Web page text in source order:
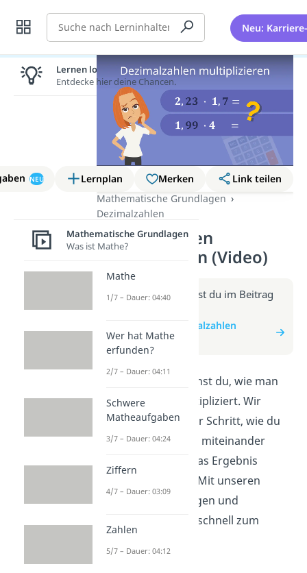
Suche Neu:
NEU Lernplan Merken
Link teilen
Mathematische Grundlagen
Dezimalzahlen
Dezimalzahlen
multiplizieren (Video)
Weitere Infos erhältst du im Beitrag
zum Beitrag: Dezimalzahlen
multiplizieren
In diesem Video lernst du, wie man
Dezimalzahlen multipliziert. Wir
zeigen dir Schritt für Schritt, wie du
zwei Dezimalzahlen miteinander
multiplizierst und das Ergebnis
richtig berechnest. Mit unseren
einfachen Erklärungen und
Beispielen wirst du schnell zum
Lernen lohnt sich!
Entdecke hier deine Chancen.
Mathematische Grundlagen
Was ist Mathe?
Mathe
1/7 – Dauer: 04:40
Wer hat Mathe
erfunden?
2/7 – Dauer: 04:11
Schwere
Matheaufgaben
3/7 – Dauer: 04:24
Ziffern
4/7 – Dauer: 03:09
Zahlen
5/7 – Dauer: 04:12